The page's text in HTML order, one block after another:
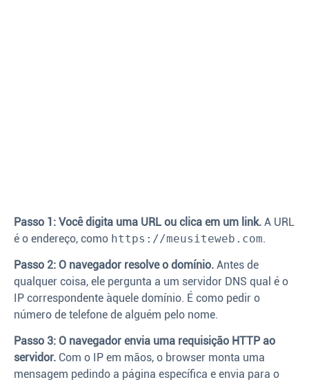
Passo 1: Você digita uma URL ou clica em um link. A URL
é o endereço, como https://meusiteweb.com.
Passo 2: O navegador resolve o domínio. Antes de
qualquer coisa, ele pergunta a um servidor DNS qual é o
IP correspondente àquele domínio. É como pedir o
número de telefone de alguém pelo nome.
Passo 3: O navegador envia uma requisição HTTP ao
servidor. Com o IP em mãos, o browser monta uma
mensagem pedindo a página específica e envia para o